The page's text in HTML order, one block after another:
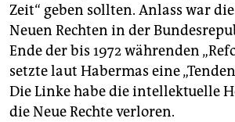
Zeit“ geben sollten. Anlass war
Neuen Rechten in der
Ende der bis 1972 währenden
setzte laut Habermas eine
Die Linke habe die intellektuelle
die Neue Rechte verloren.